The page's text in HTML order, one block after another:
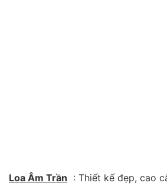
Loa Âm Trần : Thiết kế đẹp, cao